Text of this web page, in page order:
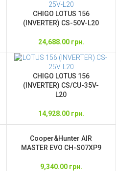
CHIGO LOTUS 156
(INVERTER) CS-50V-L20
24,688.00 грн.
CHIGO LOTUS 156
(INVERTER) CS/СU-35V-
L20
14,928.00 грн.
Cooper&Hunter AIR
MASTER EVO CH-S07XP9
9,340.00 грн.